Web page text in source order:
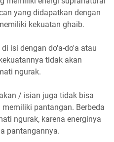
yang didapatkan dengan
kekuatan ghaib.
isi dengan do'a-do'a atau
tidak akan
ngurak.
/ isian juga tidak bisa
pantangan. Berbeda
ngurak, karena energinya
pantangannya.